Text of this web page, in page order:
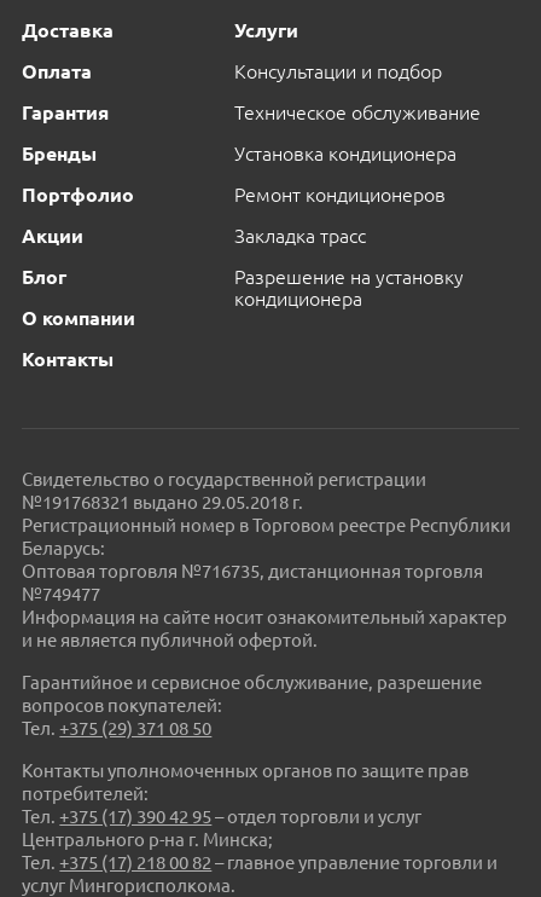
Доставка
Оплата
Гарантия
Бренды
Портфолио
Акции
Блог
О компании
Контакты
Услуги
Консультации и подбор
Техническое обслуживание
Установка кондиционера
Ремонт кондиционеров
Закладка трасс
Разрешение на установку
кондиционера
Свидетельство о государственной регистрации
№191768321 выдано 29.05.2018 г.
Регистрационный номер в Торговом реестре Республики
Беларусь:
Оптовая торговля №716735, дистанционная торговля
№749477
Информация на сайте носит ознакомительный характер
и не является публичной офертой.
Гарантийное и сервисное обслуживание, разрешение
вопросов покупателей:
Тел.+375 (29) 371 08 50
Контакты уполномоченных органов по защите прав
потребителей:
Тел.+375 (17) 390 42 95– отдел торговли и услуг
Центрального р-на г. Минска;
Тел.+375 (17) 218 00 82 – главное управление торговли и
услуг Мингорисполкома.